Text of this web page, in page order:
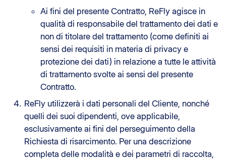
Ai fini del presente Contratto, ReFly agisce in
qualità di responsabile del trattamento dei dati e
non di titolare del trattamento (come definiti ai
sensi dei requisiti in materia di privacy e
protezione dei dati) in relazione a tutte le attività
di trattamento svolte ai sensi del presente
Contratto.
ReFly utilizzerà i dati personali del Cliente, nonché
quelli dei suoi dipendenti, ove applicabile,
esclusivamente ai fini del perseguimento della
Richiesta di risarcimento. Per una descrizione
completa delle modalità e dei parametri di raccolta,